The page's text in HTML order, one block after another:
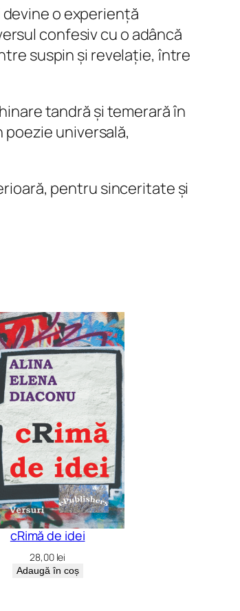
o experiență
confesiv cu o adâncă
suspin și revelație, între
tandră și temerară în
universală,
pentru sinceritate și
cRimă de idei
28,00 lei
Adaugă în coș